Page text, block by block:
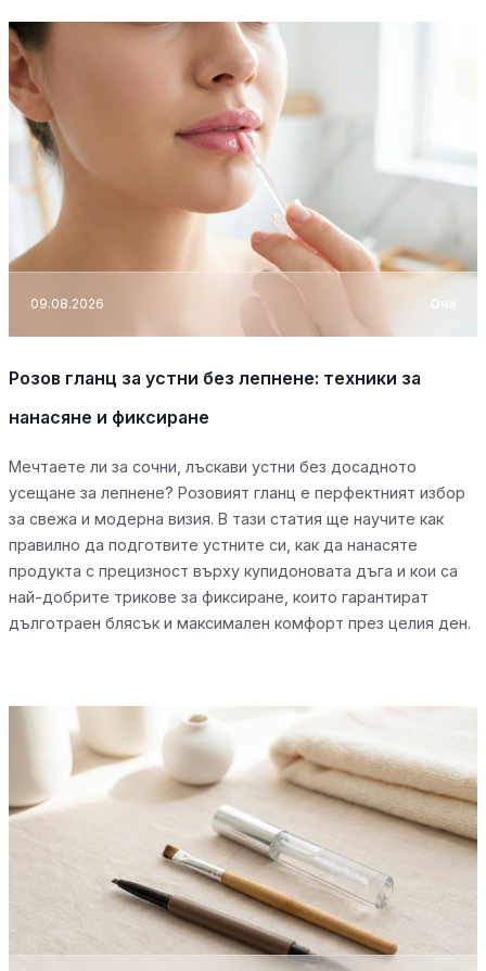
09.08.2026 Очи
Розов гланц за устни без лепнене: техники за
нанасяне и фиксиране
Мечтаете ли за сочни, лъскави устни без досадното
усещане за лепнене? Розовият гланц е перфектният избор
за свежа и модерна визия. В тази статия ще научите как
правилно да подготвите устните си, как да нанасяте
продукта с прецизност върху купидоновата дъга и кои са
най-добрите трикове за фиксиране, които гарантират
дълготраен блясък и максимален комфорт през целия ден.